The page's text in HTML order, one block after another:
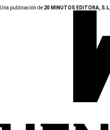
Una publicación de:20 MINUTOS EDITORA, S.L.